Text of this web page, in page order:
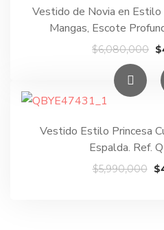
Vestido de Novia en Estilo
Mangas, Escote
$6,080,000 El
$
Vestido Estilo Princesa
Espalda. Ref.
$5,990,000 El
$